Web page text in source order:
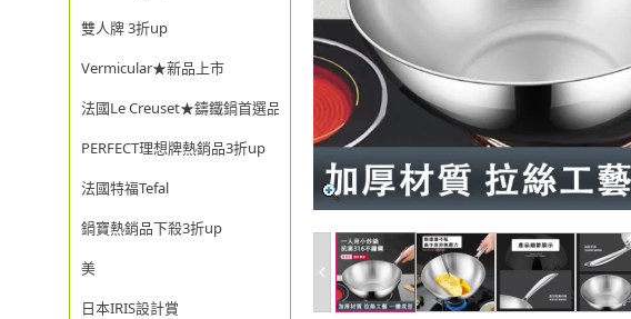
雙人牌 3折up
Vermicular★新品上市
法國Le Creuset★鑄鐵鍋首選品牌
PERFECT理想牌熱銷品3折up
法國特福Tefal
鍋寶熱銷品下殺3折up
美
日本IRIS設計賞